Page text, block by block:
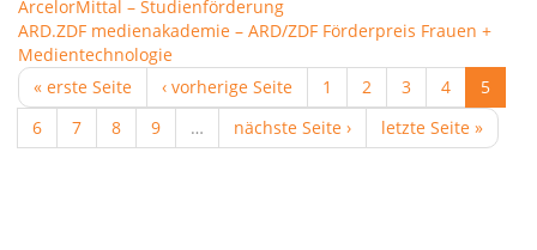
ArcelorMittal – Studienförderung
ARD.ZDF medienakademie – ARD/ZDF Förderpreis Frauen +
Medientechnologie
« erste Seite
‹ vorherige Seite 1 2 3 4
5
6
7 8 9 … nächste Seite › letzte Seite »